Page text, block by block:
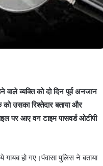
वाले व्यक्ति को दो दिन पूर्व अनजान
उसका रिश्तेदार बताया और
पर आए वन टाइम पासवर्ड ओटीपी
हो गए।पंवासा पुलिस ने बताया